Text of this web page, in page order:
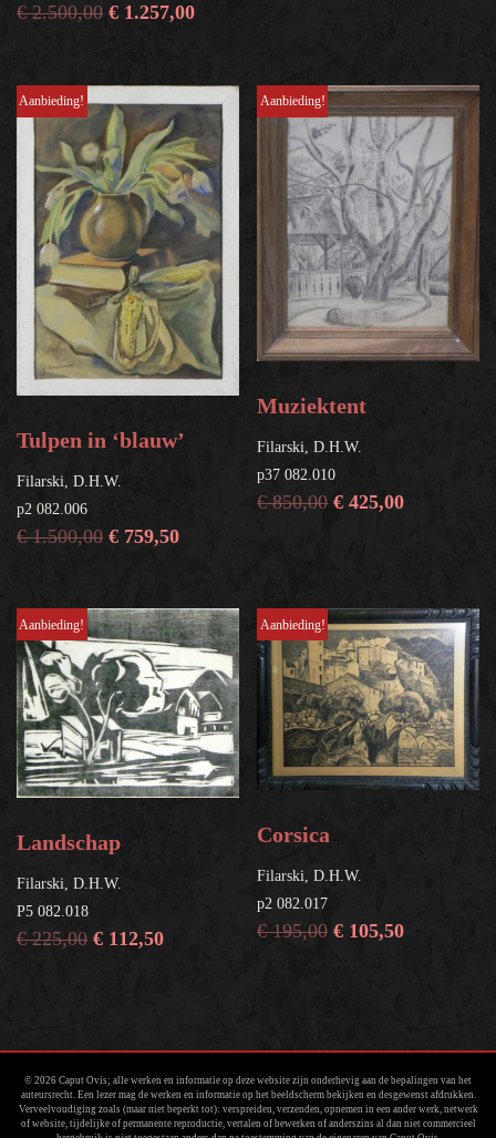
€2.500,00 € 1.257,00
Aanbieding!
Tulpen in ‘blauw’
Filarski, D.H.W.
p2 082.006
€1.500,00 € 759,50
Aanbieding!
Muziektent
Filarski, D.H.W.
p37 082.010
€850,00 € 425,00
Aanbieding!
Landschap
Filarski, D.H.W.
P5 082.018
€225,00 € 112,50
Aanbieding!
Corsica
Filarski, D.H.W.
p2 082.017
€195,00 € 105,50
© 2026 Caput Ovis; alle werken en informatie op deze website zijn onderhevig aan de bepalingen van het
auteursrecht. Een lezer mag de werken en informatie op het beeldscherm bekijken en desgewenst afdrukken.
Verveelvoudiging zoals (maar niet beperkt tot): verspreiden, verzenden, opnemen in een ander werk, netwerk
of website, tijdelijke of permanente reproductie, vertalen of bewerken of anderszins al dan niet commercieel